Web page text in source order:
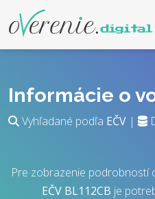
Informácie o
Vyhľadané podľa EČV |
Pre zobrazenie podrobností
EČV BL112CB je